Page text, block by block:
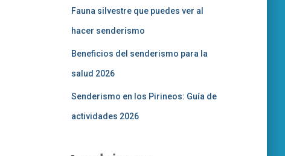
Fauna silvestre que puedes ver al
hacer senderismo
Beneficios del senderismo para la
salud 2026
Senderismo en los Pirineos: Guía de
actividades 2026